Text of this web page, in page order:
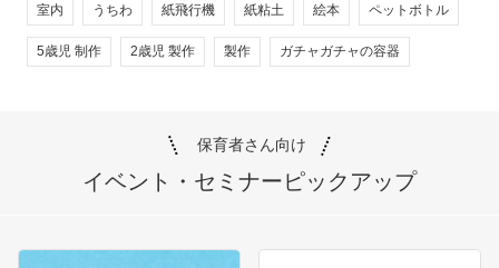
室内 うちわ 紙飛行機 紙粘土 絵本 ペットボトル
5歳児 制作 2歳児 製作 製作 ガチャガチャの容器
保育者さん向け
イベント・セミナーピックアップ